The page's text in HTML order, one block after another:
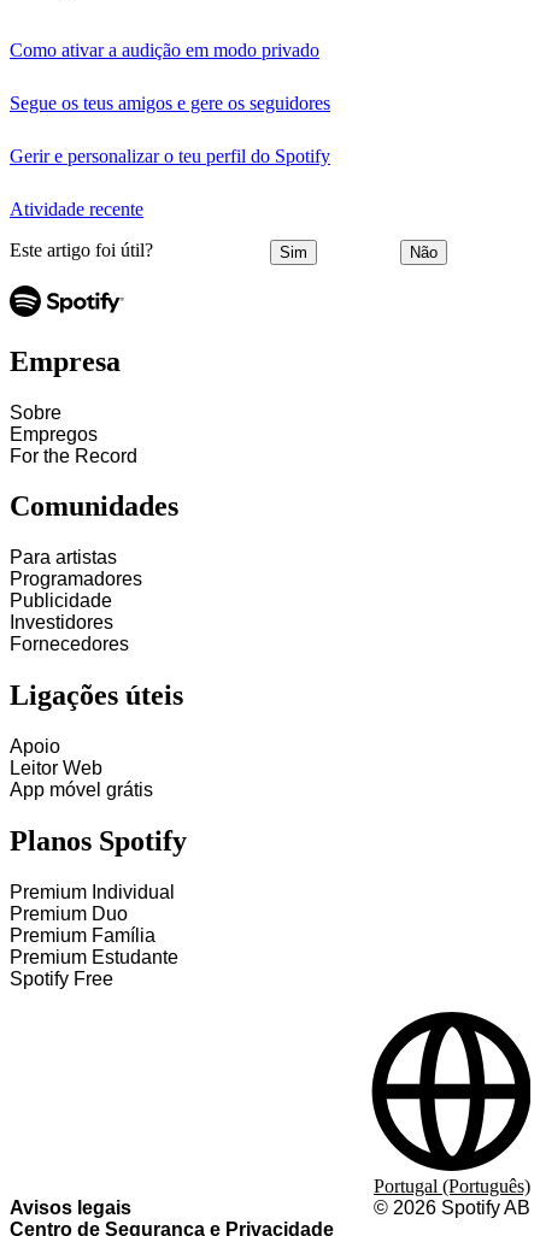
Como ativar a audição em modo privado
Segue os teus amigos e gere os seguidores
Gerir e personalizar o teu perfil do Spotify
Atividade recente
Este artigo foi útil? Sim Não
Empresa
Sobre
Empregos
For the Record
Comunidades
Para artistas
Programadores
Publicidade
Investidores
Fornecedores
Ligações úteis
Apoio
Leitor Web
App móvel grátis
Planos Spotify
Premium Individual
Premium Duo
Premium Família
Premium Estudante
Spotify Free
Avisos legais
Centro de Segurança e Privacidade
© 2026 Spotify AB
Portugal (Português)